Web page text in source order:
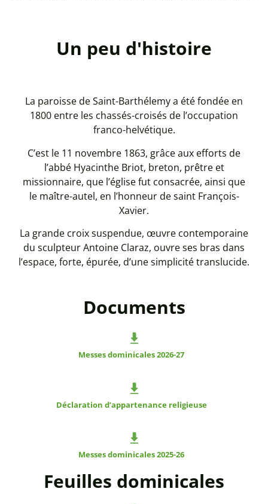
Un peu d'histoire
La paroisse de Saint-Barthélemy a été fondée en
1800 entre les chassés-croisés de l’occupation
franco-helvétique.
C’est le 11 novembre 1863, grâce aux efforts de
l’abbé Hyacinthe Briot, breton, prêtre et
missionnaire, que l’église fut consacrée, ainsi que
le maître-autel, en l’honneur de saint François-
Xavier.
La grande croix suspendue, œuvre contemporaine
du sculpteur Antoine Claraz, ouvre ses bras dans
l’espace, forte, épurée, d’une simplicité translucide.
Documents
Messes dominicales 2026-27
Déclaration d’appartenance religieuse
Messes dominicales 2025-26
Feuilles dominicales